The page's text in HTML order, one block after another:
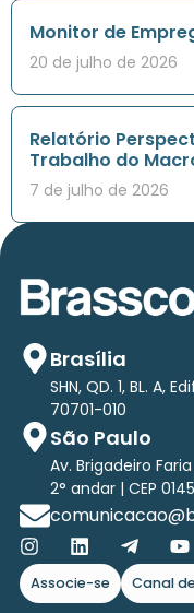
Monitor de
20 de julho de 2026
Relatório
Trabalho do
7 de julho de 2026
Brasília
SHN, QD. 1, BL. A,
70701-010
São Paulo
Av. Brigadeiro
2° andar | CEP
Associe-se Canal